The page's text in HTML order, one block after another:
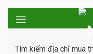
Tìm kiếm địa chỉ mua